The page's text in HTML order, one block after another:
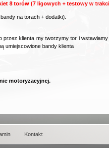
8 torów (7 ligowych + testowy w
na torach + dodatki).
klienta my tworzymy tor i wstawiamy
umiejscowione bandy klienta
motoryzacyjnej.
Kontakt